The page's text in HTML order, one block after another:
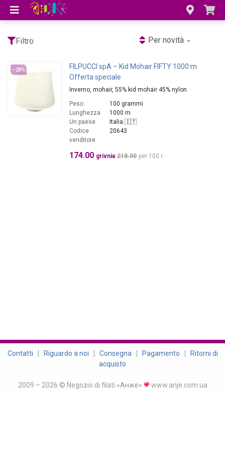
Filtro Per novità
–20%
FILPUCCI spA – Kid Mohair FIFTY 1000 m
Offerta speciale
Inverno, mohair, 55% kid mohair 45% nylon
Peso
100 grammi
Lunghezza
1000 m
Un paese
Italia 🇮🇹
Codice
venditore
20643
174.00 grivnia 218.00 per 100 r
Contatti ¦ Riguardo a noi ¦ Consegna ¦ Pagamento ¦
Ritorni di
acquisto
2009 – 2026 © Negozio di filati «Анже» www.anje.com.ua